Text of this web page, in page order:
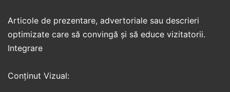
Articole de prezentare, advertoriale sau descrieri
optimizate care să convingă și să educe vizitatorii. ​
Integrare
Conținut Vizual: